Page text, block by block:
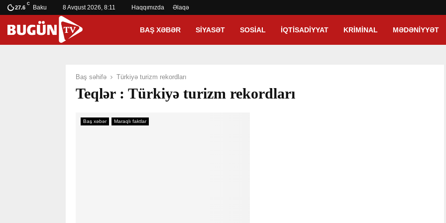
27.6
C
Baku 8 Avqust 2026, 8:11 Haqqımızda Əlaqə
BAŞ XƏBƏR SIYASƏT SOSIAL İQTISADIYYAT KRIMINAL MƏDƏNIYYƏT
Baş səhifə Türkiyə turizm rekordları
Teqlər : Türkiyə turizm rekordları
Baş xəbər Maraqlı faktlar